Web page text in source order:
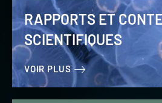
RAPPORTS ET
SCIENTIFIQUES
VOIR PLUS